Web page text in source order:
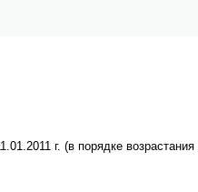
г. (в порядке